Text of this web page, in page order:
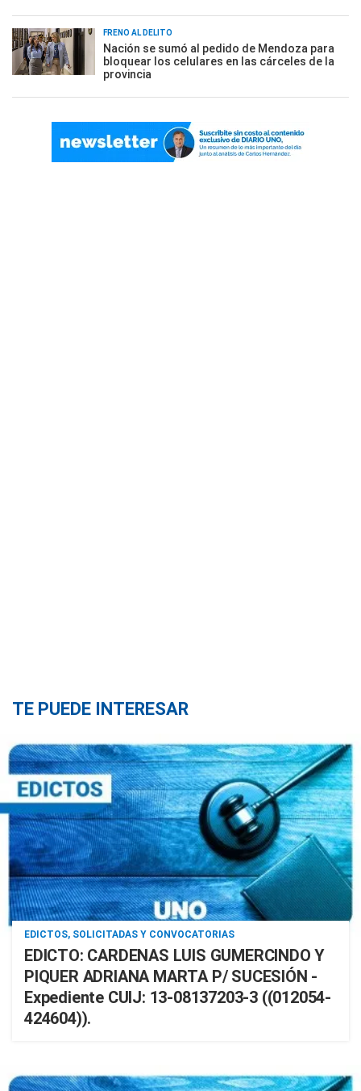
FRENO AL DELITO
Nación se sumó al pedido de Mendoza para
bloquear los celulares en las cárceles de la
provincia
TE PUEDE INTERESAR
EDICTOS, SOLICITADAS Y CONVOCATORIAS
EDICTO: CARDENAS LUIS GUMERCINDO Y
PIQUER ADRIANA MARTA P/ SUCESIÓN -
Expediente CUIJ: 13-08137203-3 ((012054-
424604)).